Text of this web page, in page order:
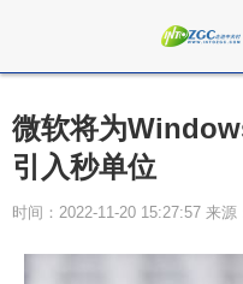
微软将为
引入秒单位
时间：2022-11-20 15:27:57 来源